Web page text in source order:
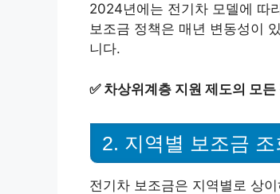
2024년에는 전기차 모델에 따
보조금 정책은 매년 변동성이
니다.
✅ 차상위계층 지원 제도의 모
2. 지역별 보조금 조
전기차 보조금은 지역별로 상